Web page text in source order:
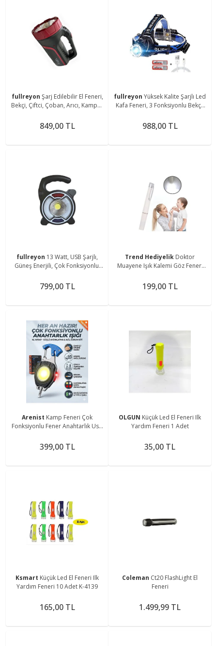
fullreyon Şarj Edilebilir El Feneri,
Bekçi, Çiftci, Çoban, Arıcı, Kampçı,
849,00 TL
fullreyon Yüksek Kalite Şarjlı Led
Kafa Feneri, 3 Fonksiyonlu Bekçi,
Feneri
988,00 TL
fullreyon 13 Watt, USB Şarjlı,
Güneş Enerjili, Çok Fonksiyonlu,
Kamp Feneri
799,00 TL
Trend Hediyelik Doktor
Muayene Işık Kalemi Göz Feneri
Kalemi Penlight
199,00 TL
Arenist Kamp Feneri Çok
Fonksiyonlu Fener Anahtarlık Usb
Tornavida Açacak
399,00 TL
OLGUN Küçük Led El Feneri Ilk
Yardım Feneri 1 Adet
35,00 TL
Ksmart Küçük Led El Feneri Ilk
Yardım Feneri 10 Adet K-4139
165,00 TL
Coleman Ct20 FlashLight El
Feneri
1.499,99 TL